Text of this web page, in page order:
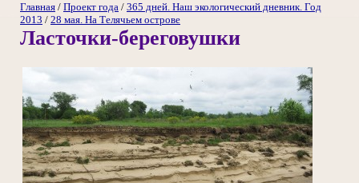
Главная / Проект года / 365 дней. Наш экологический дневник. Год
2013 / 28 мая. На Телячьем острове
Ласточки-береговушки